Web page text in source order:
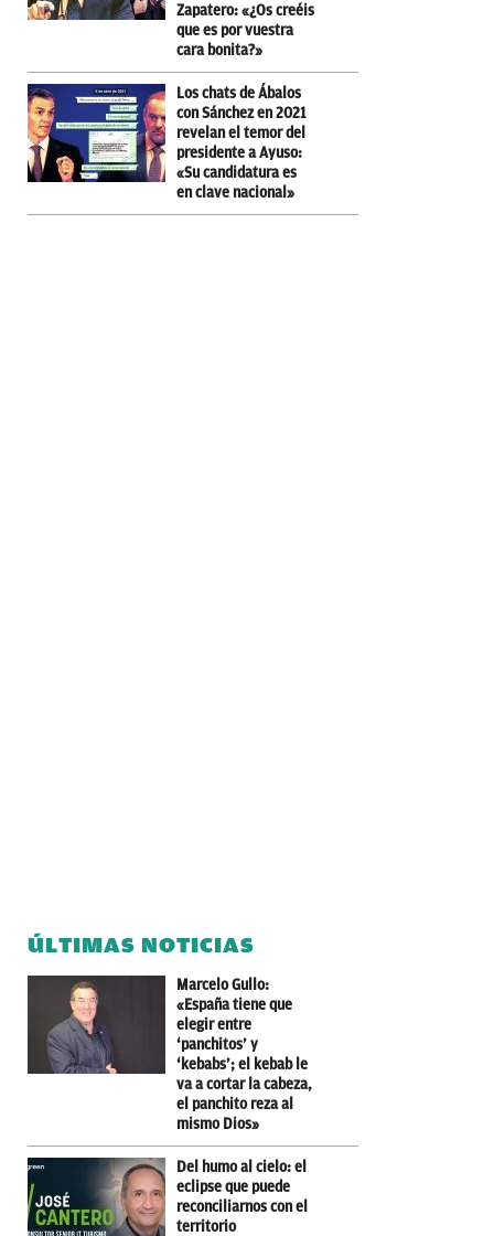
Zapatero: «¿Os creéis
que es por vuestra
cara bonita?»
Los chats de Ábalos
con Sánchez en 2021
revelan el temor del
presidente a Ayuso:
«Su candidatura es
en clave nacional»
ÚLTIMAS NOTICIAS
Marcelo Gullo:
«España tiene que
elegir entre
‘panchitos’ y
‘kebabs’; el kebab le
va a cortar la cabeza,
el panchito reza al
mismo Dios»
Del humo al cielo: el
eclipse que puede
reconciliarnos con el
territorio